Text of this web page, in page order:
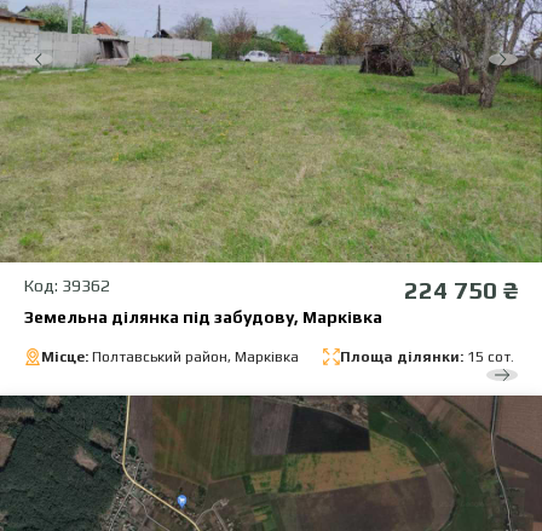
Код: 39362 224 750 ₴
Земельна ділянка під забудову, Марківка
Місце: Полтавський район, Марківка Площа ділянки: 15 сот.